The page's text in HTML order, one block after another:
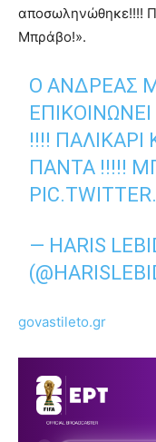
αποσωληνώθηκε!!!!
Μπράβο!».
Ο ΑΝΔΡΈΑΣ
!!!!
ΠΆΝΤΑ !!!!!
— HARIS
govastileto.gr